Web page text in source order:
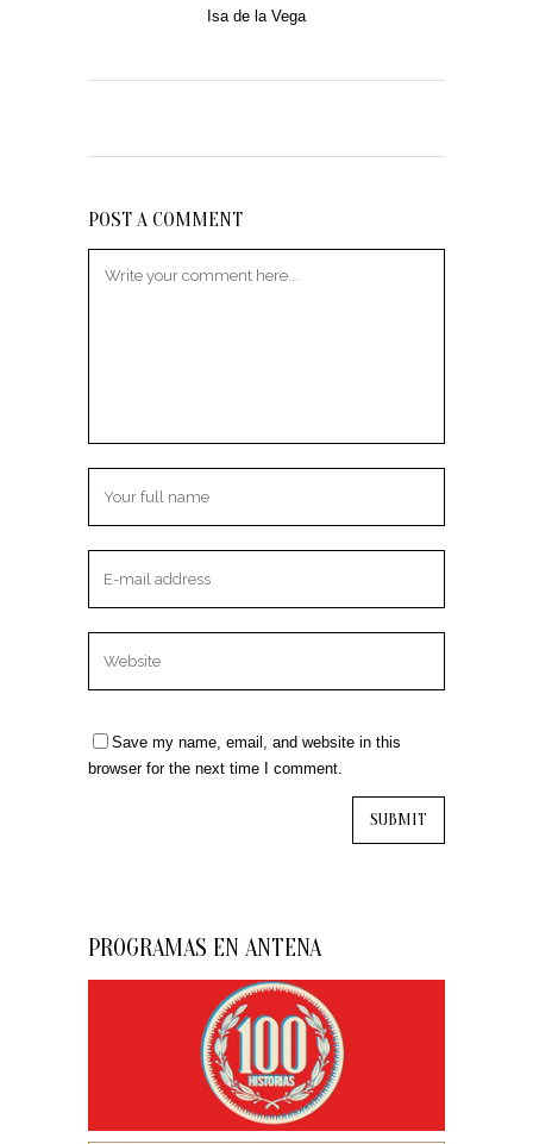
Isa de la Vega
POST A COMMENT
Save my name, email, and website in this
browser for the next time I comment.
PROGRAMAS EN ANTENA